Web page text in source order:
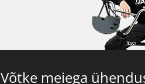
Võtke meiega